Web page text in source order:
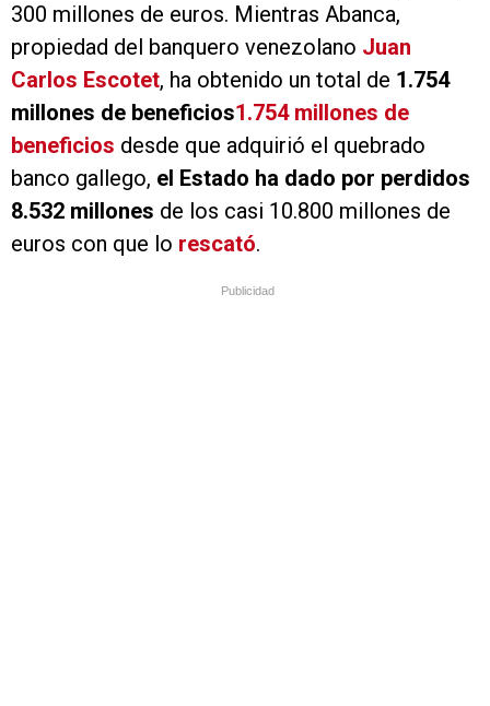
300 millones de euros. Mientras Abanca,
propiedad del banquero venezolano Juan
Carlos Escotet, ha obtenido un total de 1.754
millones de beneficios1.754 millones de
beneficios desde que adquirió el quebrado
banco gallego, el Estado ha dado por perdidos
8.532 millones de los casi 10.800 millones de
euros con que lo rescató.
Publicidad